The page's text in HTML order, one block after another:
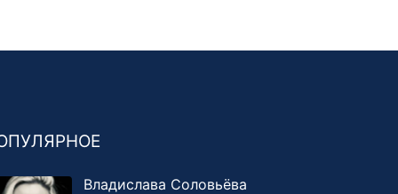
Владислава Соловьёва